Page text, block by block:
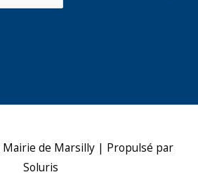
Mairie de Marsilly| Propulsé par
Soluris